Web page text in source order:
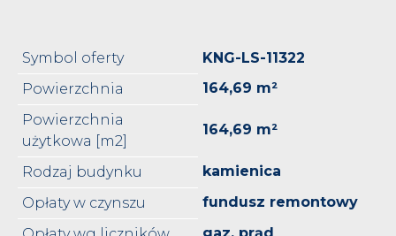
Symbol oferty
KNG-LS-11322
Powierzchnia
164,69 m²
Powierzchnia
użytkowa [m2]
164,69 m²
Rodzaj budynku
kamienica
Opłaty w czynszu
fundusz remontowy